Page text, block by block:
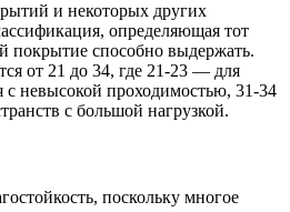
и некоторых других
определяющая тот
покрытие способно выдержать.
от 21 до 34, где 21-23 — для
с невысокой проходимостью, 31-34
с большой нагрузкой.
поскольку многое